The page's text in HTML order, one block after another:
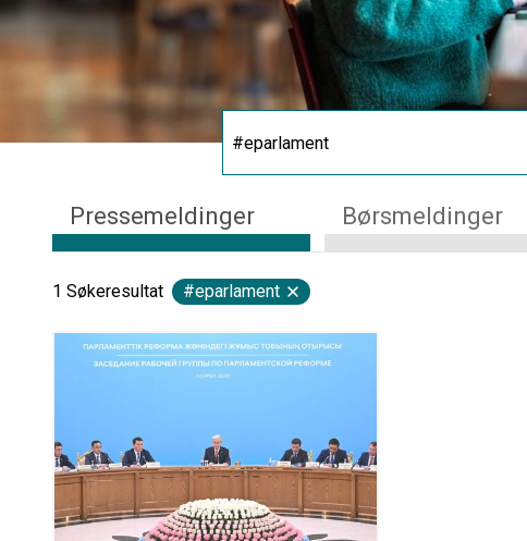
Pressemeldinger Børsmeldinger
1 Søkeresultat #eparlament